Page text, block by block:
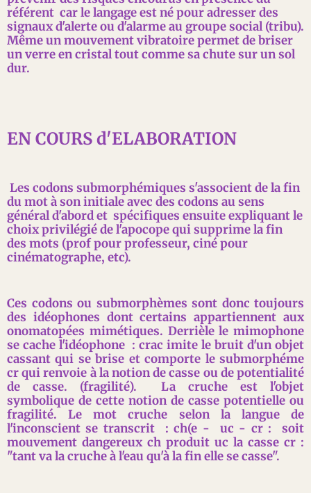
référent car le langage est né pour adresser des
signaux d'alerte ou d'alarme au groupe social (tribu).
Même un mouvement vibratoire permet de briser
un verre en cristal tout comme sa chute sur un sol
dur.
EN COURS d'ELABORATION
Les codons submorphémiques s'associent de la fin
du mot à son initiale avec des codons au sens
général d'abord et spécifiques ensuite expliquant le
choix privilégié de l'apocope qui supprime la fin
des mots (prof pour professeur, ciné pour
cinématographe, etc).
Ces codons ou submorphèmes sont donc toujours
des idéophones dont certains appartiennent aux
onomatopées mimétiques. Derrièle le mimophone
se cache l'idéophone : crac imite le bruit d'un objet
cassant qui se brise et comporte le submorphéme
cr qui renvoie à la notion de casse ou de potentialité
de casse. (fragilité). La cruche est l'objet
symbolique de cette notion de casse potentielle ou
fragilité. Le mot cruche selon la langue de
l'inconscient se transcrit : ch(e - uc - cr : soit
mouvement dangereux ch produit uc la casse cr :
"tant va la cruche à l'eau qu'à la fin elle se casse".